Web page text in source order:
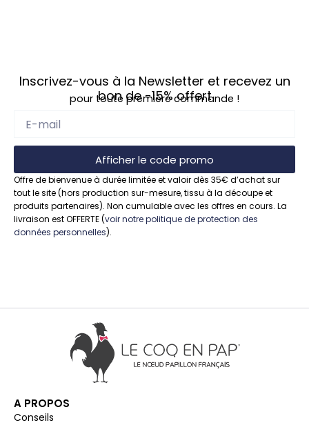
Inscrivez-vous à la Newsletter et recevez un
bon de -15% offert
pour toute première commande !
Afficher le code promo
Offre de bienvenue à durée limitée et valoir dès 35€ d’achat sur
tout le site (hors production sur-mesure, tissu à la découpe et
produits partenaires). Non cumulable avec les offres en cours. La
livraison est OFFERTE (voir notre politique de protection des
données personnelles).
A PROPOS
Conseils